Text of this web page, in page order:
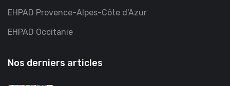
EHPAD Provence-Alpes-Côte d'Azur
EHPAD Occitanie
Nos derniers articles